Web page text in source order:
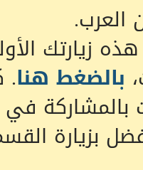
العرب.
زيارتك
بالضغط هنا.
بالمشاركة في
بزيارة